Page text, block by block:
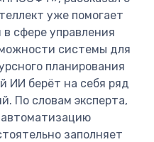
уже помогает
сфере управления
системы для
планирования
ИИ берёт на себя ряд
По словам эксперта,
заполняет